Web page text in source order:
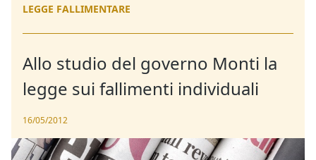
LEGGE FALLIMENTARE
Allo studio del governo Monti la
legge sui fallimenti individuali
16/05/2012